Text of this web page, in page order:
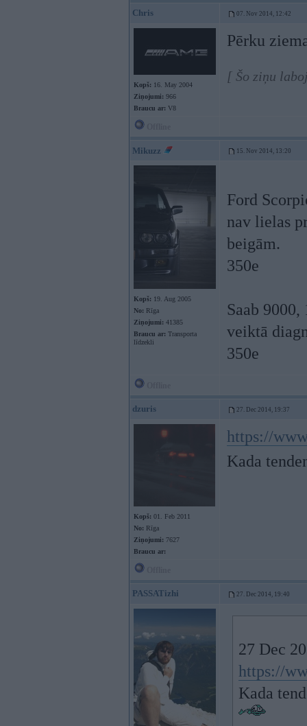
Chris 07. Nov 2014, 12:42
Kopš: 16. May 2004
Ziņojumi: 966
Braucu ar: V8
Pērku
[ Šo ziņu
Mikuzz 15. Nov 2014, 13:20
Kopš: 19. Aug 2005
No: Rīga
Ziņojumi: 41385
Braucu ar: Transporta
līdzekli
Ford
nav lielas
beigām.
350e
Saab
veiktā
350e
dzuris 27. Dec 2014, 19:37
Kopš: 01. Feb 2011
No: Rīga
Ziņojumi: 7627
Braucu ar:
https://
Kada
PASSATizhi 27. Dec 2014, 19:40
27 Dec
https://
Kada